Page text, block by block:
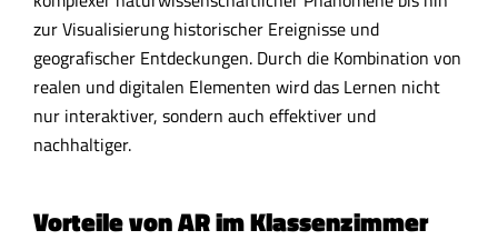
zur Visualisierung historischer Ereignisse und
geografischer Entdeckungen. Durch die Kombination von
realen und digitalen Elementen wird das Lernen nicht
nur interaktiver, sondern auch effektiver und
nachhaltiger.
Vorteile von AR im Klassenzimmer